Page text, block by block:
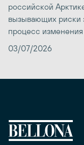
российской
вызывающих риски
процесс
03/07/2026